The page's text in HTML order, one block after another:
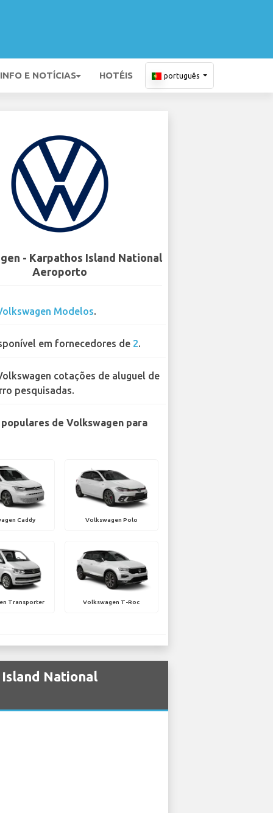
INFO E NOTÍCIAS HOTÉIS português
- Karpathos Island National
Aeroporto
Modelos.
em fornecedores de 2.
cotações de aluguel de
pesquisadas.
de Volkswagen para
Caddy Volkswagen Polo
Transporter Volkswagen T-Roc
National